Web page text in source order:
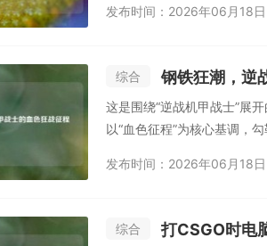
发布时间：2026年06月18日
综合 钢铁狂潮，逆
这是围绕“逆战机甲战士”展
以“血色征程”为核心基调，
发布时间：2026年06月18日
综合 打CSGO时电